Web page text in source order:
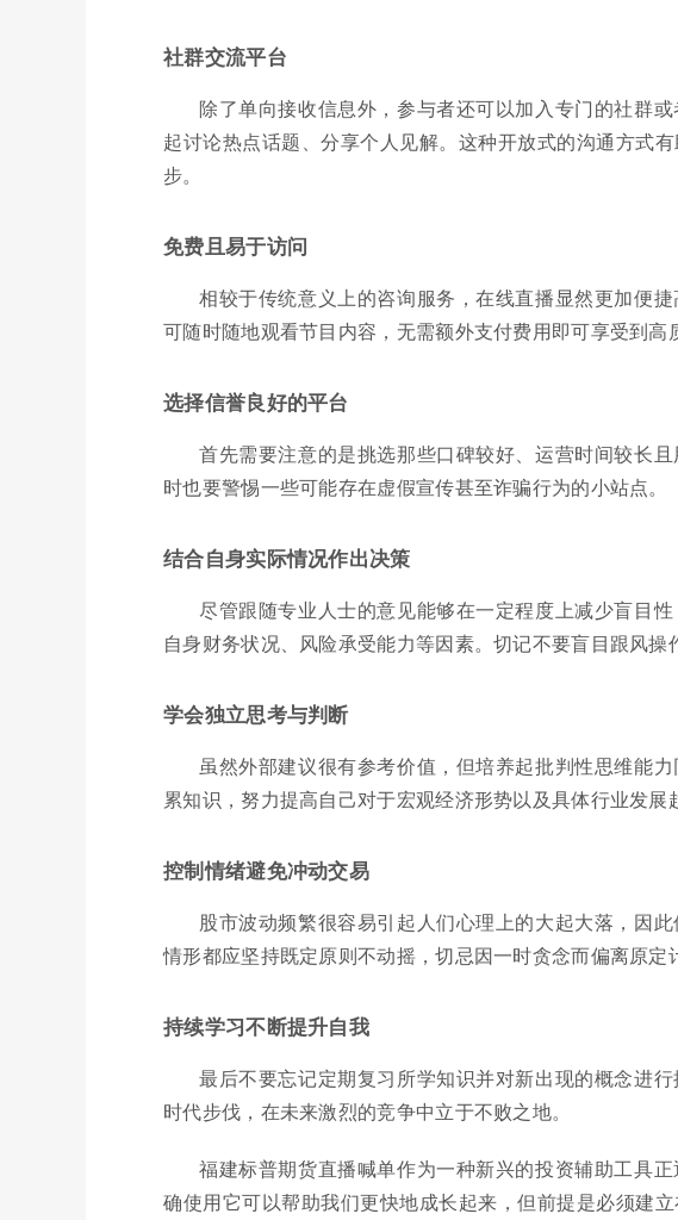
社群交流平台
除了单向接收信息外，参与者还可以加入专门的社群
起讨论热点话题、分享个人见解。这种开放式的沟通方式
步。
免费且易于访问
相较于传统意义上的咨询服务，在线直播显然更加便
可随时随地观看节目内容，无需额外支付费用即可享受到高
选择信誉良好的平台
首先需要注意的是挑选那些口碑较好、运营时间较长
时也要警惕一些可能存在虚假宣传甚至诈骗行为的小站点。
结合自身实际情况作出决策
尽管跟随专业人士的意见能够在一定程度上减少盲目
自身财务状况、风险承受能力等因素。切记不要盲目跟风操
学会独立思考与判断
虽然外部建议很有参考价值，但培养起批判性思维能
累知识，努力提高自己对于宏观经济形势以及具体行业发展
控制情绪避免冲动交易
股市波动频繁很容易引起人们心理上的大起大落，因
情形都应坚持既定原则不动摇，切忌因一时贪念而偏离原定
持续学习不断提升自我
最后不要忘记定期复习所学知识并对新出现的概念进
时代步伐，在未来激烈的竞争中立于不败之地。
福建标普期货直播喊单作为一种新兴的投资辅助工具
确使用它可以帮助我们更快地成长起来，但前提是必须建